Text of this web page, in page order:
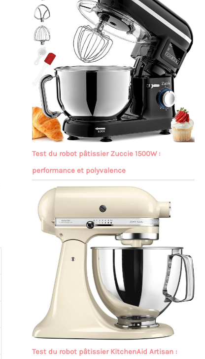
Test du robot pâtissier Zuccie 1500W :
performance et polyvalence
Test du robot pâtissier KitchenAid Artisan :